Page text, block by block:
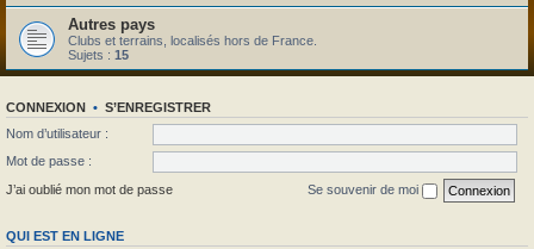
Autres pays
Clubs et terrains, localisés hors de France.
Sujets : 15
CONNEXION • S’ENREGISTRER
Nom d’utilisateur :
Mot de passe :
J’ai oublié mon mot de passe
Se souvenir de moi
QUI EST EN LIGNE